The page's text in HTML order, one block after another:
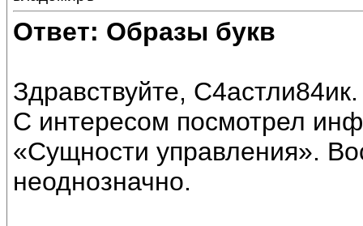
Ответ: Образы букв
Здравствуйте, С4астли84ик.
С интересом посмотрел
«Сущности управления».
неоднозначно.